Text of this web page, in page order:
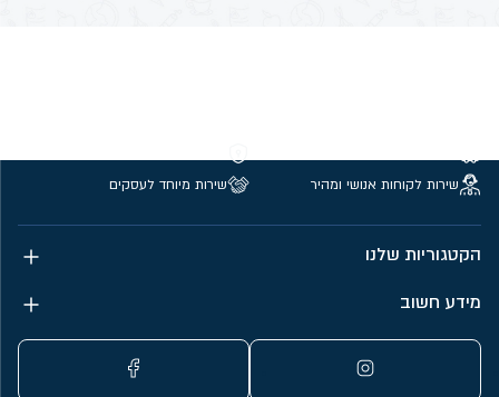
שירות לקוחות אנושי ומהיר
שירות מיוחד לעסקים
הקטגוריות שלנו
מידע חשוב